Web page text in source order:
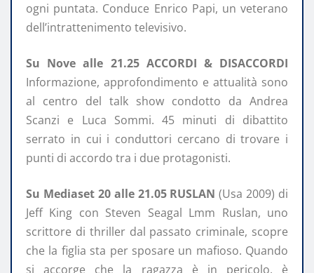
ogni puntata. Conduce Enrico Papi, un veterano
dell’intrattenimento televisivo.
Su Nove alle 21.25 ACCORDI & DISACCORDI
Informazione, approfondimento e attualità sono
al centro del talk show condotto da Andrea
Scanzi e Luca Sommi. 45 minuti di dibattito
serrato in cui i conduttori cercano di trovare i
punti di accordo tra i due protagonisti.
Su Mediaset 20 alle 21.05 RUSLAN (Usa 2009) di
Jeff King con Steven Seagal Lmm Ruslan, uno
scrittore di thriller dal passato criminale, scopre
che la figlia sta per sposare un mafioso. Quando
si accorge che la ragazza è in pericolo, è